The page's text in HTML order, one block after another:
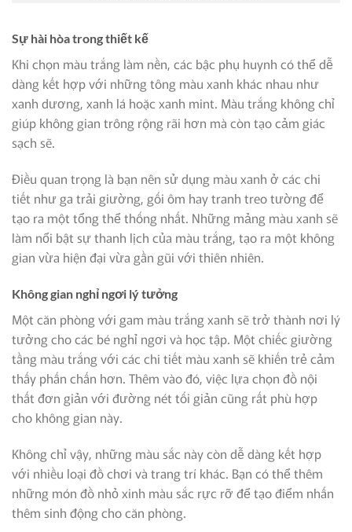
Sự hài hòa trong thiết kế
Khi chọn màu trắng làm nền, các bậc phụ huynh có thể dễ
dàng kết hợp với những tông màu xanh khác nhau như
xanh dương, xanh lá hoặc xanh mint. Màu trắng không chỉ
giúp không gian trông rộng rãi hơn mà còn tạo cảm giác
sạch sẽ.
Điều quan trọng là bạn nên sử dụng màu xanh ở các chi
tiết như ga trải giường, gối ôm hay tranh treo tường để
tạo ra một tổng thể thống nhất. Những mảng màu xanh sẽ
làm nổi bật sự thanh lịch của màu trắng, tạo ra một không
gian vừa hiện đại vừa gần gũi với thiên nhiên.
Không gian nghỉ ngơi lý tưởng
Một căn phòng với gam màu trắng xanh sẽ trở thành nơi lý
tưởng cho các bé nghỉ ngơi và học tập. Một chiếc giường
tầng màu trắng với các chi tiết màu xanh sẽ khiến trẻ cảm
thấy phấn chấn hơn. Thêm vào đó, việc lựa chọn đồ nội
thất đơn giản với đường nét tối giản cũng rất phù hợp
cho không gian này.
Không chỉ vậy, những màu sắc này còn dễ dàng kết hợp
với nhiều loại đồ chơi và trang trí khác. Bạn có thể thêm
những món đồ nhỏ xinh màu sắc rực rỡ để tạo điểm nhấn
thêm sinh động cho căn phòng.